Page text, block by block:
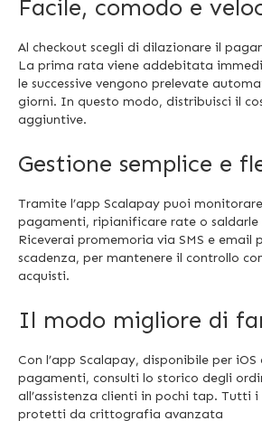
Facile, comodo e
Al checkout scegli di dilazionare il
La prima rata viene addebitata
le successive vengono prelevate
giorni. In questo modo, distribuisci il
aggiuntive.
Gestione semplice e
Tramite l’app Scalapay puoi
pagamenti, ripianificare rate o
Riceverai promemoria via SMS e email
scadenza, per mantenere il controllo
acquisti.
Il modo migliore di
Con l’app Scalapay, disponibile per
pagamenti, consulti lo storico degli
all’assistenza clienti in pochi tap. Tutti
protetti da crittografia avanzata